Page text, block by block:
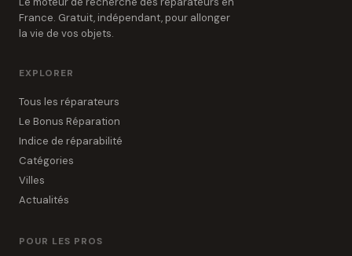
France. Gratuit, indépendant, pour allonger
la vie de vos objets.
EXPLORER
Tous les réparateurs
Le Bonus Réparation
Indice de réparabilité
Catégories
Villes
Actualités
POUR LES PROS